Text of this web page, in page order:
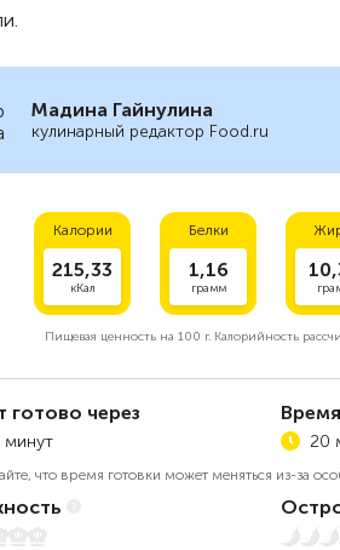
Мадина Гайнулина
кулинарный редактор Food.ru
Калории
215,33
кКал
Белки
1,16
грамм
Пищевая ценность на 100 г.Калорийность
готово через
минут 20
что время готовки может меняться из-за
Нет